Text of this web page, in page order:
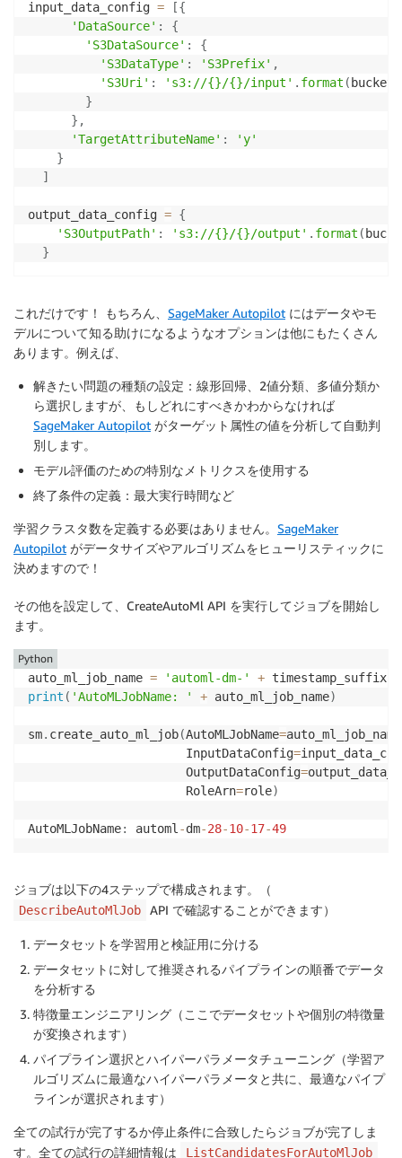
input_data_config = [{
'DataSource' :
{
'S3DataSource' :
{
'S3DataType' : 'S3Prefix' ,
'S3Uri' : 's3://{}/{}/input' . format (bucket
}
} ,
'TargetAttributeName' :
'y'
}
]
output_data_config = {
'S3OutputPath' : 's3://{}/{}/output' . format (
}
これだけです！ もちろん、 SageMaker Autopilot にはデータやモ
デルについて知る助けになるようなオプションは他にもたくさん
あります。例えば、
解きたい問題の種類の設定：線形回帰、2値分類、多値分類か
ら選択しますが、もしどれにすべきかわからなければ
SageMaker Autopilot がターゲット属性の値を分析して自動判
別します。
モデル評価のための特別なメトリクスを使用する
終了条件の定義：最大実行時間など
学習クラスタ数を定義する必要はありません。 SageMaker
Autopilot がデータサイズやアルゴリズムをヒューリスティックに
決めますので！
その他を設定して、CreateAutoMl API を実行してジョブを開始し
ます。
auto_ml_job_name = 'automl-dm-' +
print ( 'AutoMLJobName: ' + auto_ml_job_name)
sm. create_auto_ml_job(AutoMLJobName=auto_ml_job_name
                      InputDataConfig
=
                      OutputDataConfig
=
                      RoleArn
=role)
AutoMLJobName: automl -dm-28-10-17-49
Python
ジョブは以下の4ステップで構成されます。（
DescribeAutoMlJob API で確認することができます）
データセットを学習用と検証用に分ける
データセットに対して推奨されるパイプラインの順番でデータ
を分析する
特徴量エンジニアリング（ここでデータセットや個別の特徴量
が変換されます）
パイプライン選択とハイパーパラメータチューニング（学習ア
ルゴリズムに最適なハイパーパラメータと共に、最適なパイプ
ラインが選択されます）
全ての試行が完了するか停止条件に合致したらジョブが完了しま
す。全ての試行の詳細情報は
ListCandidatesForAutoMlJob